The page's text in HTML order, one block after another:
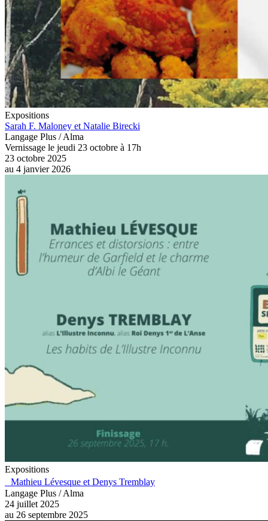
Expositions
Sarah F. Maloney et Natalie Birecki
Langage Plus / Alma
Vernissage le jeudi 23 octobre à 17h
23 octobre 2025
au 4 janvier 2026
Expositions
Mathieu Lévesque et Denys Tremblay
Langage Plus / Alma
24 juillet 2025
au 26 septembre 2025